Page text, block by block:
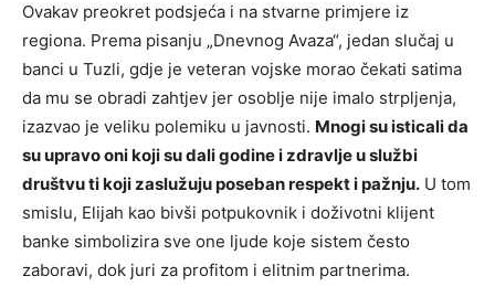
Ovakav preokret podsjeća i na stvarne primjere iz
regiona. Prema pisanju „Dnevnog Avaza“, jedan slučaj u
banci u Tuzli, gdje je veteran vojske morao čekati satima
da mu se obradi zahtjev jer osoblje nije imalo strpljenja,
izazvao je veliku polemiku u javnosti. Mnogi su isticali da
su upravo oni koji su dali godine i zdravlje u službi
društvu ti koji zaslužuju poseban respekt i pažnju. U tom
smislu, Elijah kao bivši potpukovnik i doživotni klijent
banke simbolizira sve one ljude koje sistem često
zaboravi, dok juri za profitom i elitnim partnerima.